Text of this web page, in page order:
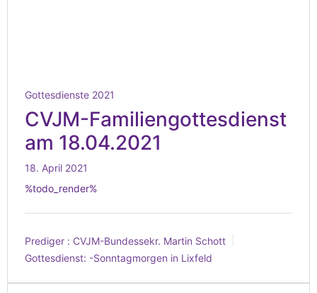
Gottesdienste 2021
CVJM-Familiengottesdienst
am 18.04.2021
18. April 2021
%todo_render%
Prediger : CVJM-Bundessekr. Martin Schott
Gottesdienst: -Sonntagmorgen in Lixfeld